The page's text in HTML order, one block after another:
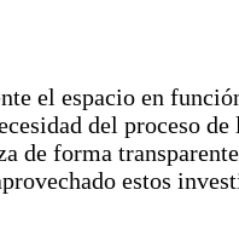
el espacio en
del proceso
de forma
estos